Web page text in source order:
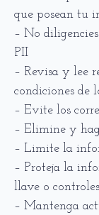
que posean tu
– No
PII
– Revisa y lee
condiciones de
– Evite los
– Elimine y
– Limite la
– Proteja la
llave o
– Mantenga